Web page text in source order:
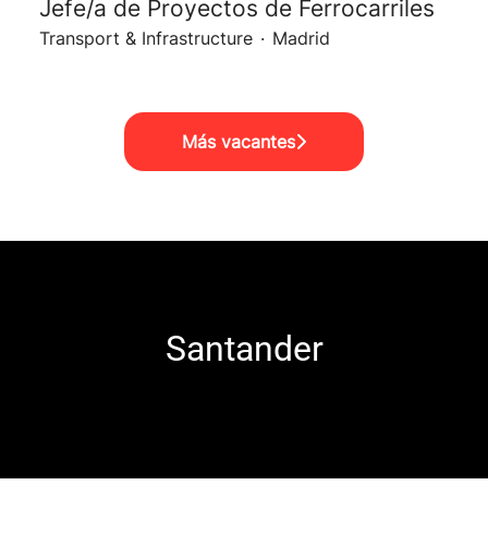
Jefe/a de Proyectos de Ferrocarriles
Transport & Infrastructure · Madrid
Más vacantes
Santander